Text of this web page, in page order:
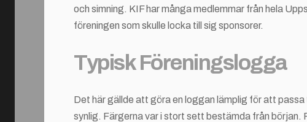
och simning. KIF har många medlemmar från hela
föreningen som skulle locka till sig sponsorer.
Typisk Föreningslogga
Det här gällde att göra en loggan lämplig för att
synlig. Färgerna var i stort sett bestämda från